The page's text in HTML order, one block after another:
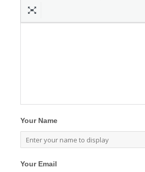
Your Name
Your Email